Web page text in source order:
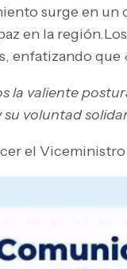
surge en un
en la
enfatizando que
la valiente
su voluntad
el